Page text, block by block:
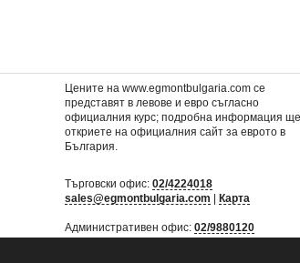
Цените на www.egmontbulgaria.com се
представят в левове и евро съгласно
официалния курс; подробна информация ще
откриете наофициалния сайт за еврото в
България
Търговски офис:02/4224018
sales@egmontbulgaria.com |Карта
Административен офис:02/9880120
mail@egmontbulgaria.com|Карта